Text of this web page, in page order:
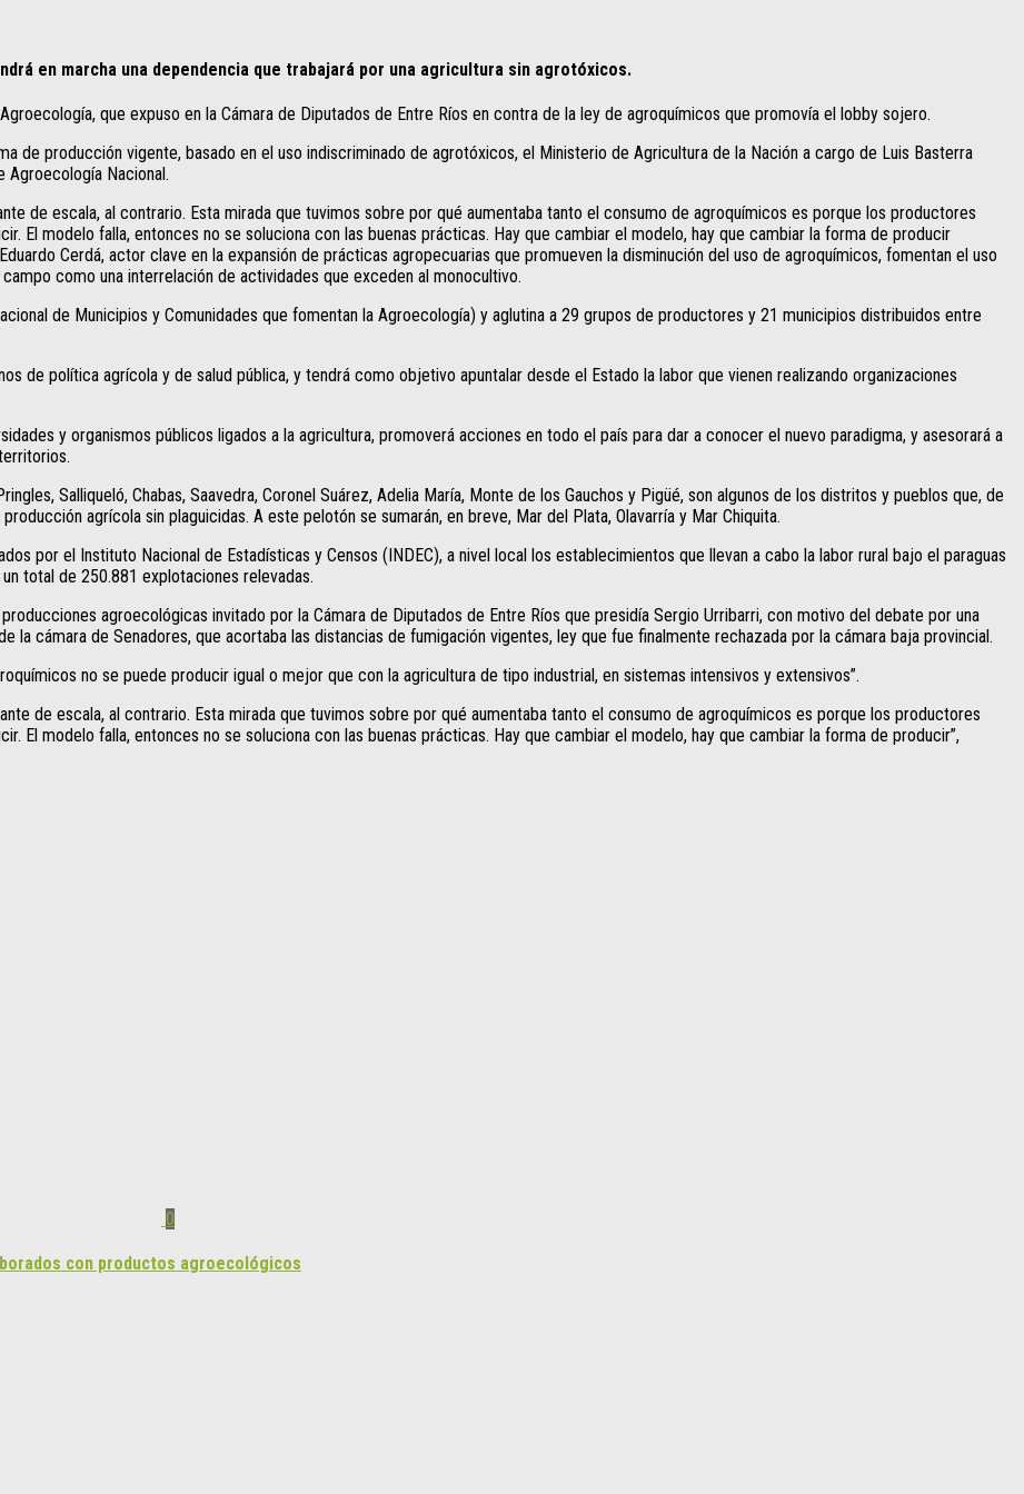
en marcha una dependencia que trabajará por una agricultura sin agrotóxicos.
que expuso en la Cámara de Diputados de Entre Ríos en contra de la ley de agroquímicos que promovía el lobby sojero.
de producción vigente, basado en el uso indiscriminado de agrotóxicos, el Ministerio de Agricultura de la Nación a cargo de Luis Basterra
Agroecología Nacional.
de escala, al contrario. Esta mirada que tuvimos sobre por qué aumentaba tanto el consumo de agroquímicos es porque los productores
El modelo falla, entonces no se soluciona con las buenas prácticas. Hay que cambiar el modelo, hay que cambiar la forma de producir
Cerdá, actor clave en la expansión de prácticas agropecuarias que promueven la disminución del uso de agroquímicos, fomentan el uso
como una interrelación de actividades que exceden al monocultivo.
de Municipios y Comunidades que fomentan la Agroecología) y aglutina a 29 grupos de productores y 21 municipios distribuidos entre
de política agrícola y de salud pública, y tendrá como objetivo apuntalar desde el Estado la labor que vienen realizando organizaciones
y organismos públicos ligados a la agricultura, promoverá acciones en todo el país para dar a conocer el nuevo paradigma, y asesorará a
Salliqueló, Chabas, Saavedra, Coronel Suárez, Adelia María, Monte de los Gauchos y Pigüé, son algunos de los distritos y pueblos que, de
agrícola sin plaguicidas. A este pelotón se sumarán, en breve, Mar del Plata, Olavarría y Mar Chiquita.
por el Instituto Nacional de Estadísticas y Censos (INDEC), a nivel local los establecimientos que llevan a cabo la labor rural bajo el paraguas
total de 250.881 explotaciones relevadas.
agroecológicas invitado por la Cámara de Diputados de Entre Ríos que presidía Sergio Urribarri, con motivo del debate por una
la cámara de Senadores, que acortaba las distancias de fumigación vigentes, ley que fue finalmente rechazada por la cámara baja provincial.
no se puede producir igual o mejor que con la agricultura de tipo industrial, en sistemas intensivos y extensivos”.
de escala, al contrario. Esta mirada que tuvimos sobre por qué aumentaba tanto el consumo de agroquímicos es porque los productores
El modelo falla, entonces no se soluciona con las buenas prácticas. Hay que cambiar el modelo, hay que cambiar la forma de producir”,
0
con productos agroecológicos